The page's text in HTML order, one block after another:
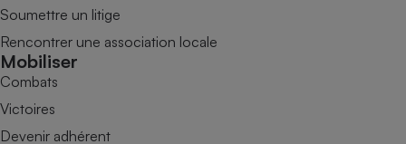
Soumettre un litige
Rencontrer une association locale
Mobiliser
Combats
Victoires
Devenir adhérent